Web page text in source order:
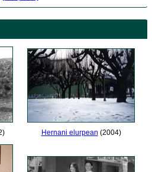
Hernani elurpean (2004)